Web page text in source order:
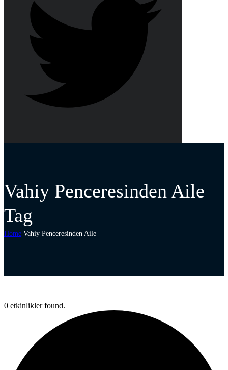
Vahiy Penceresinden Aile
Tag
Home Vahiy Penceresinden Aile
0 etkinlikler found.